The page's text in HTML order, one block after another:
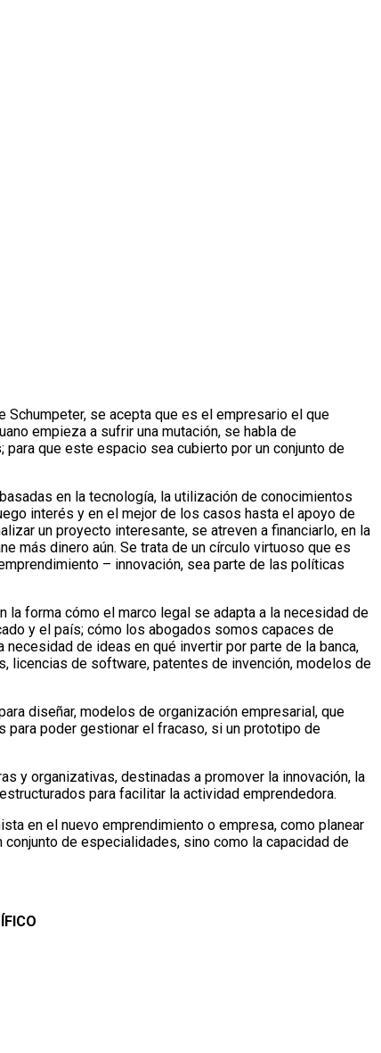
Schumpeter, se acepta que es el empresario el que
empieza a sufrir una mutación, se habla de
que este espacio sea cubierto por un conjunto de
en la tecnología, la utilización de conocimientos
interés y en el mejor de los casos hasta el apoyo de
un proyecto interesante, se atreven a financiarlo, en la
más dinero aún. Se trata de un círculo virtuoso que es
– innovación, sea parte de las políticas
la forma cómo el marco legal se adapta a la necesidad de
y el país; cómo los abogados somos capaces de
de ideas en qué invertir por parte de la banca,
licencias de software, patentes de invención, modelos de
diseñar, modelos de organización empresarial, que
para poder gestionar el fracaso, si un prototipo de
y organizativas, destinadas a promover la innovación, la
para facilitar la actividad emprendedora.
en el nuevo emprendimiento o empresa, como planear
de especialidades, sino como la capacidad de